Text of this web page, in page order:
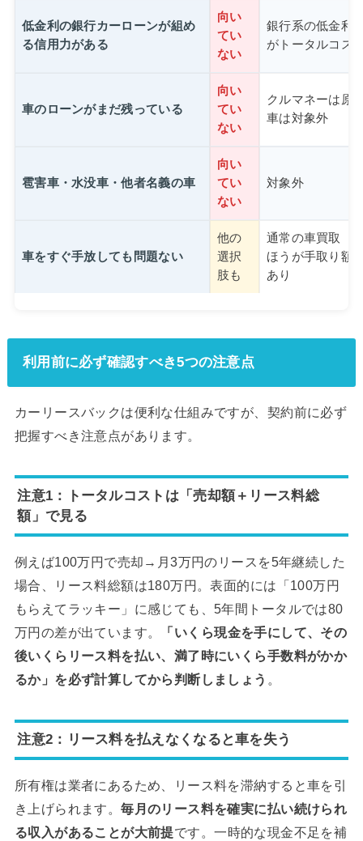
低金利の銀行カーローンが組め
る信用力がある
向い
てい
ない
銀行系の低金利
がトータルコス
車のローンがまだ残っている
向い
てい
ない
クルマネーは原
車は対象外
雹害車・水没車・他者名義の車
向い
てい
ない
対象外
車をすぐ手放しても問題ない
他の
選択
肢も
通常の車買取（
ほうが手取り額
あり
利用前に必ず確認すべき5つの注意点
カーリースバックは便利な仕組みですが、契約前に必ず
把握すべき注意点があります。
注意1：トータルコストは「売却額＋リース料総
額」で見る
例えば100万円で売却→月3万円のリースを5年継続した
場合、リース料総額は180万円。表面的には「100万円
もらえてラッキー」に感じても、5年間トータルでは80
万円の差が出ています。
「いくら現金を手にして、その
後いくらリース料を払い、満了時にいくら手数料がかか
るか」を必ず計算してから判断しましょう 。
注意2：リース料を払えなくなると車を失う
所有権は業者にあるため、リース料を滞納すると車を引
き上げられます。毎月のリース料を確実に払い続けられ
る収入があることが大前提です。一時的な現金不足を補